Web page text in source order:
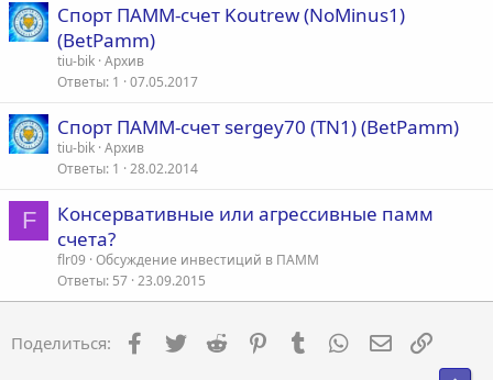
Спорт ПАММ-счет Koutrew (NoMinus1)
(BetPamm)
tiu-bik Архив
Ответы 1 07.05.2017
Спорт ПАММ-счет sergey70 (TN1) (BetPamm)
tiu-bik Архив
Ответы 1 28.02.2014
F
Консервативные или агрессивные памм
счета?
flr09 Обсуждение инвестиций в ПАММ
Ответы 57 23.09.2015
Поделиться: Facebook
Twitter Reddit PinterestTumblr WhatsApp